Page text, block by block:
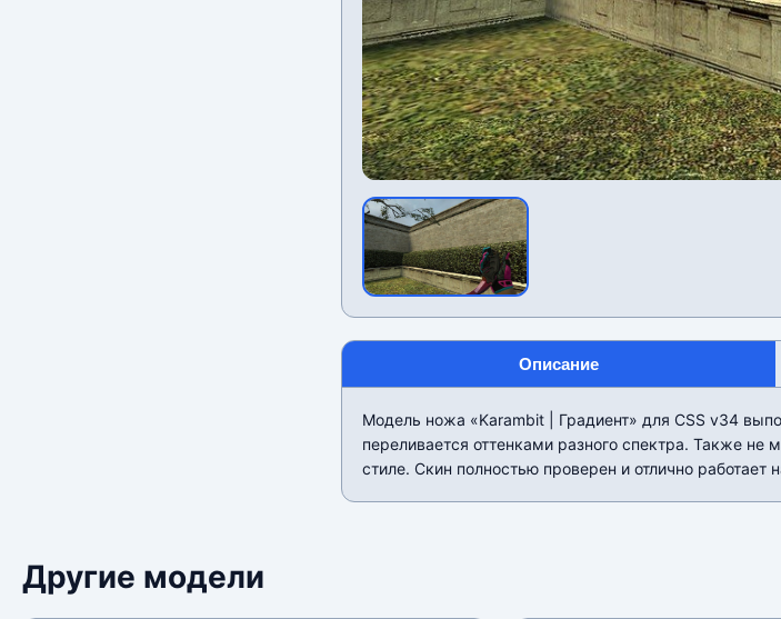
Описание
Модель ножа «Karambit | Градиент» для CSS v34
переливается оттенками разного спектра. Также
стиле. Скин полностью проверен и отлично работает
Другие модели